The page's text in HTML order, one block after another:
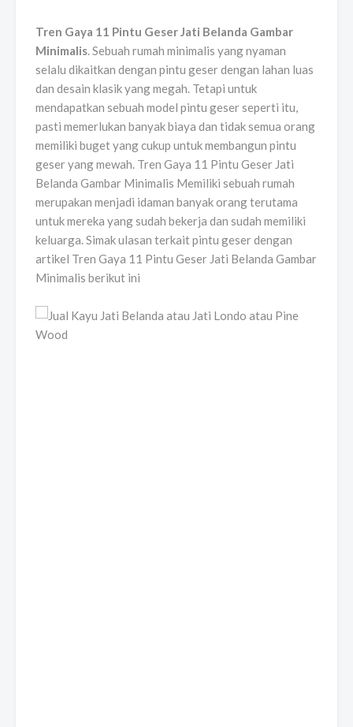
Tren Gaya 11 Pintu Geser Jati Belanda Gambar
Minimalis. Sebuah rumah minimalis yang nyaman
selalu dikaitkan dengan pintu geser dengan lahan luas
dan desain klasik yang megah. Tetapi untuk
mendapatkan sebuah model pintu geser seperti itu,
pasti memerlukan banyak biaya dan tidak semua orang
memiliki buget yang cukup untuk membangun pintu
geser yang mewah. Tren Gaya 11 Pintu Geser Jati
Belanda Gambar Minimalis Memiliki sebuah rumah
merupakan menjadi idaman banyak orang terutama
untuk mereka yang sudah bekerja dan sudah memiliki
keluarga. Simak ulasan terkait pintu geser dengan
artikel Tren Gaya 11 Pintu Geser Jati Belanda Gambar
Minimalis berikut ini